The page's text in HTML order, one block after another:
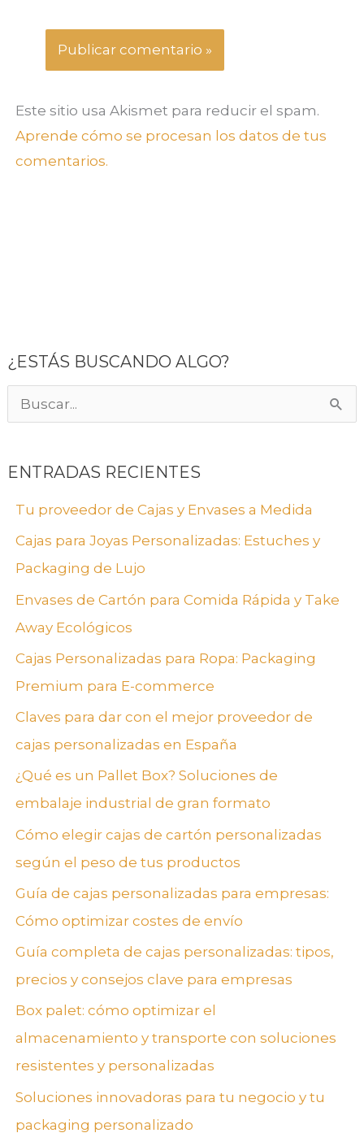
¿ESTÁS BUSCANDO ALGO?
s
p
ENTRADAS RECIENTES
Tu proveedor de Cajas y Envases a Medida
Cajas para Joyas Personalizadas: Estuches y
Packaging de Lujo
Envases de Cartón para Comida Rápida y Take
Away Ecológicos
Cajas Personalizadas para Ropa: Packaging
Premium para E-commerce
Claves para dar con el mejor proveedor de
cajas personalizadas en España
¿Qué es un Pallet Box? Soluciones de
embalaje industrial de gran formato
Cómo elegir cajas de cartón personalizadas
según el peso de tus productos
Guía de cajas personalizadas para empresas:
Cómo optimizar costes de envío
Guía completa de cajas personalizadas: tipos,
precios y consejos clave para empresas
Box palet: cómo optimizar el
almacenamiento y transporte con soluciones
resistentes y personalizadas
Soluciones innovadoras para tu negocio y tu
packaging personalizado
Este sitio usa Akismet para reducir el spam.
Aprende cómo se procesan los datos de tus
comentarios.